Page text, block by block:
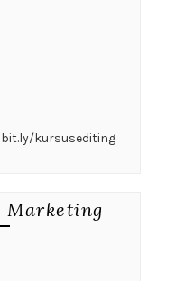
kursusediting
Marketing